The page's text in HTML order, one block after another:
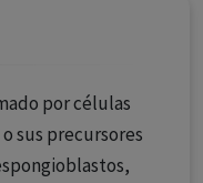
a las
por células
sus precursores